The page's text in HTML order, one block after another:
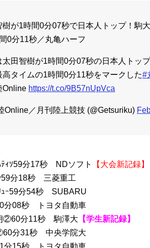
樹が1時間0分07秒で日本人トップ！駒
0分11秒／丸亀ハーフ
太田智樹が1時間0分07秒の日本人トッ
高タイムの1時間0分11秒をマークした#
Online https://t.co/9B57nUpVca
／月刊陸上競技 (@Getsuriku)
ﾃｨｿ59分17秒 NDソフト
【大会新記録】
59分18秒 三菱重工
ｭｰ59分54秒 SUBARU
分08秒 トヨタ自動車
②60分11秒 駒澤大 【学生新記録】
分31秒 中央学院大
分15秒 トヨタ自動車